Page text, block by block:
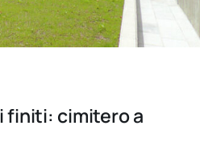
finiti: cimitero a